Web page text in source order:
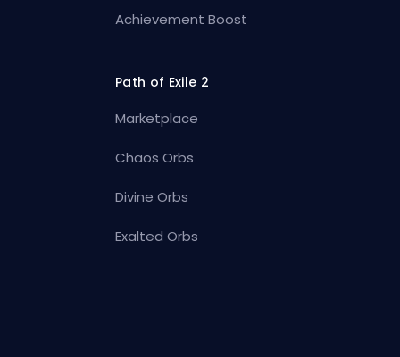
Achievement Boost
Path of Exile 2
Marketplace
Chaos Orbs
Divine Orbs
Exalted Orbs